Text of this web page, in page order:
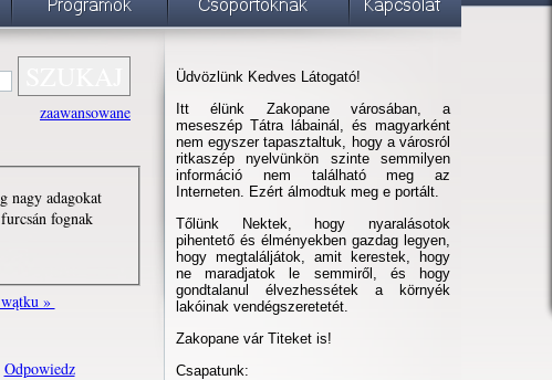
zaawansowane
nagy adagokat
fognak
»
Odpowiedz
Üdvözlünk Kedves Látogató!
Itt élünk Zakopane városában, a
meseszép Tátra lábainál, és magyarként
nem egyszer tapasztaltuk, hogy a városról
ritkaszép nyelvünkön szinte semmilyen
információ nem található meg az
Interneten. Ezért álmodtuk meg e portált.
Tőlünk Nektek, hogy nyaralásotok
pihentető és élményekben gazdag legyen,
hogy megtaláljátok, amit kerestek, hogy
ne maradjatok le semmiről, és hogy
gondtalanul élvezhessétek a környék
lakóinak vendégszeretetét.
Zakopane vár Titeket is!
Csapatunk: